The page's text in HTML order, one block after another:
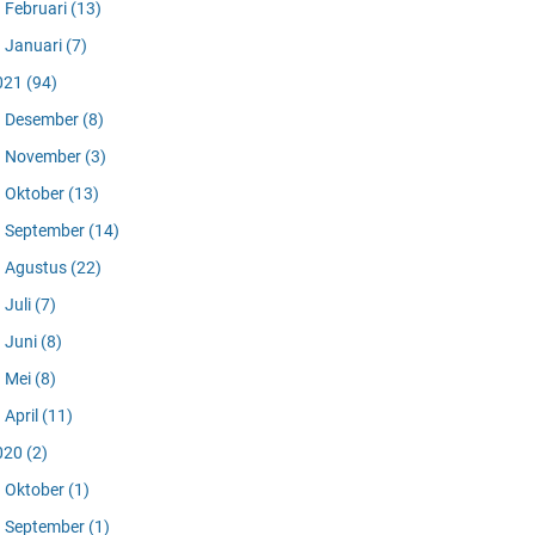
Februari (13)
Januari (7)
(94)
Desember (8)
November (3)
Oktober (13)
September (14)
Agustus (22)
Juli (7)
Juni (8)
Mei (8)
April (11)
(2)
Oktober (1)
September (1)